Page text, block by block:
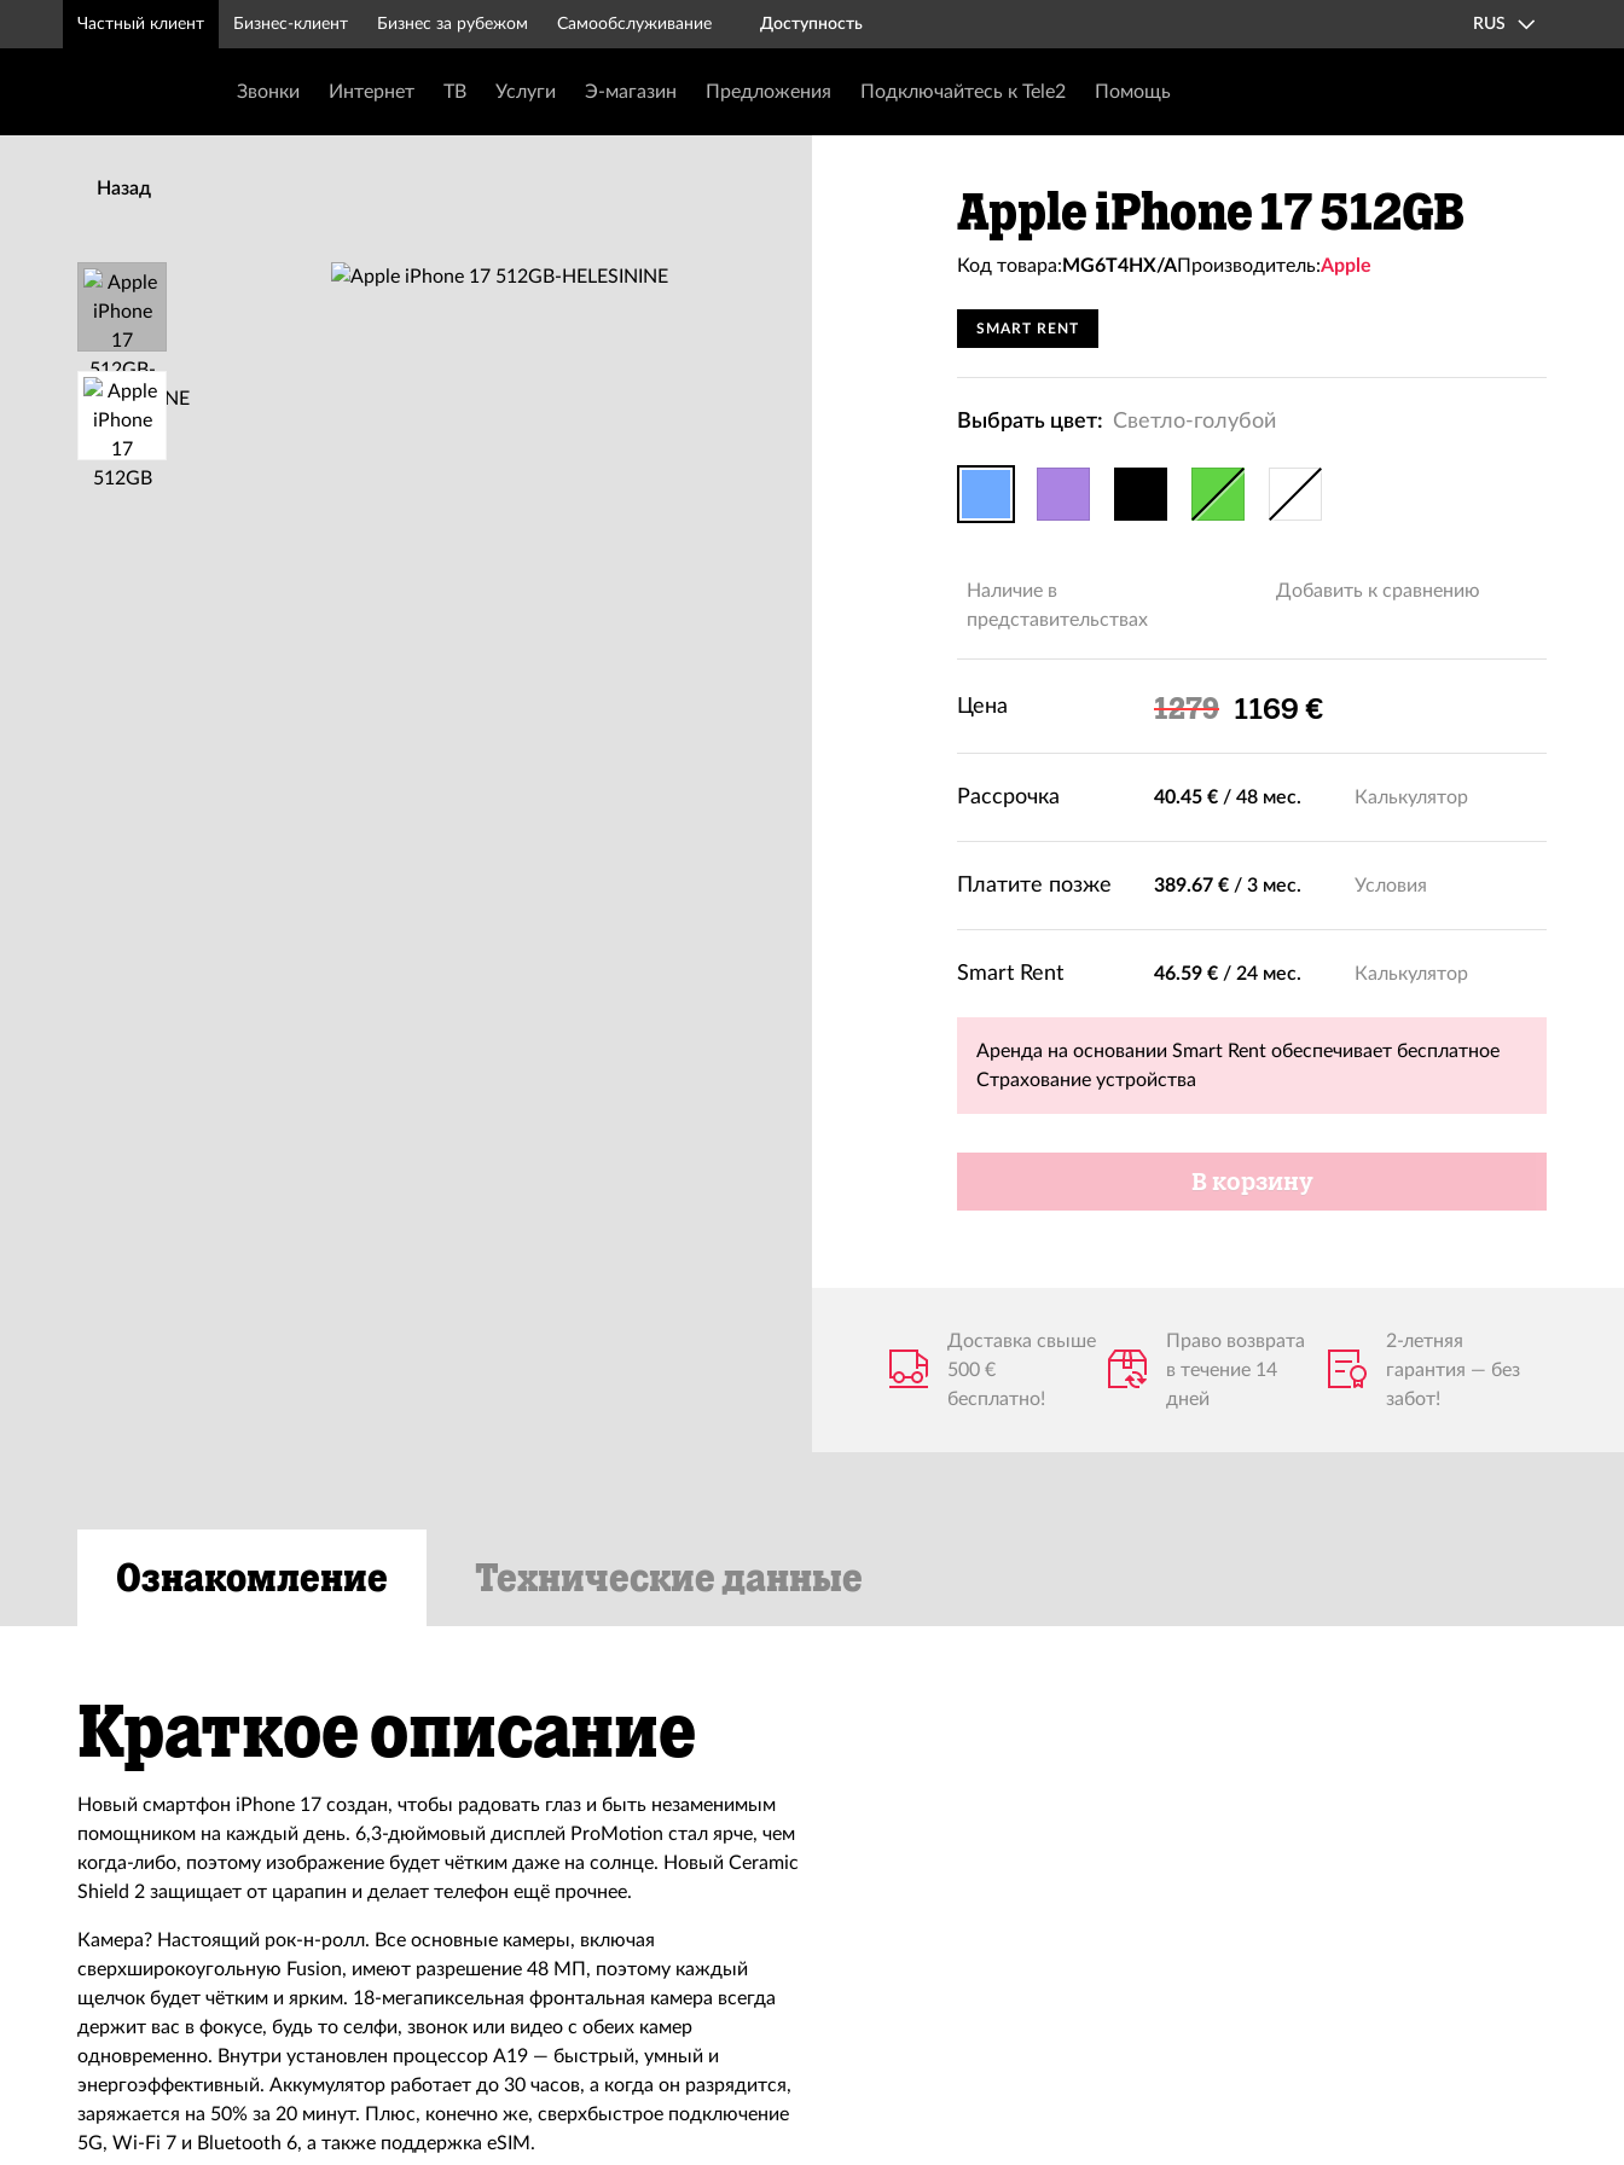
Частный клиент Бизнес-клиент Бизнес за рубежом Самообслуживание Доступность RUS
Звонки Интернет ТВ Услуги Э-магазин Предложения Подключайтесь к Tele2 Помощь
Назад Apple iPhone 17 512GB
Код товара: MG6T4HX/AПроизводитель:Apple
SMART RENT
Выбрать цвет: Светло-голубой
Наличие в
представительствах
Добавить к сравнению
Цена 1279 Льготная цена
1169 €
Рассрочка 40.45 € / 48 мес. Калькулятор
Платите позже 389.67 € / 3 мес. Условия
Smart Rent 46.59 € / 24 мес. Калькулятор
Аренда на основании Smart Rent обеспечивает бесплатное
Страхование устройства
В корзину
Доставка свыше
500 €
бесплатно!
Право возврата
в течение 14
дней
2-летняя
гарантия — без
забот!
Ознакомление Технические данные
Краткое описание
Новый смартфон iPhone 17 создан, чтобы радовать глаз и быть незаменимым
помощником на каждый день. 6,3-дюймовый дисплей ProMotion стал ярче, чем
когда-либо, поэтому изображение будет чётким даже на солнце. Новый Ceramic
Shield 2 защищает от царапин и делает телефон ещё прочнее.
Камера? Настоящий рок-н-ролл. Все основные камеры, включая
сверхширокоугольную Fusion, имеют разрешение 48 МП, поэтому каждый
щелчок будет чётким и ярким. 18-мегапиксельная фронтальная камера всегда
держит вас в фокусе, будь то селфи, звонок или видео с обеих камер
одновременно. Внутри установлен процессор A19 — быстрый, умный и
энергоэффективный. Аккумулятор работает до 30 часов, а когда он разрядится,
заряжается на 50% за 20 минут. Плюс, конечно же, сверхбыстрое подключение
5G, Wi-Fi 7 и Bluetooth 6, а также поддержка eSIM.